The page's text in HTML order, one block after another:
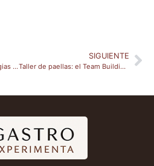
Cultura empresarial: estrategias para retener el talento
SIGUIENTE
Taller de paellas: el Team Building definitivo